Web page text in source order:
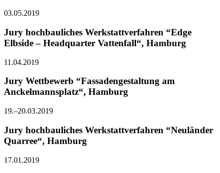
03.05.2019
Jury hochbauliches Werkstattverfahren “Edge
Elbside – Headquarter Vattenfall“, Hamburg
11.04.2019
Jury Wettbewerb “Fassadengestaltung am
Anckelmannsplatz“, Hamburg
19.–20.03.2019
Jury hochbauliches Werkstattverfahren “Neuländer
Quarree“, Hamburg
17.01.2019